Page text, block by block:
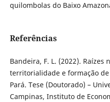
quilombolas do Baixo
Referências
Bandeira, F. L. (2022). Raízes
territorialidade e formação
Pará. Tese (Doutorado) –
Campinas, Instituto de